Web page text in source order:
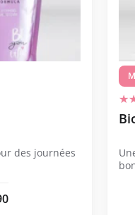
des journées
être
page